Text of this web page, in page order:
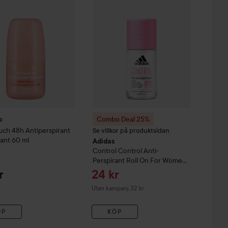
48h Antiperspirant
60 ml
Combo Deal 25%
Se villkor på produktsidan
Adidas
Control Control Anti-
Perspirant Roll On For Women
50 ml
Reapris
24 kr
Utan kampanj 32 kr
KÖP